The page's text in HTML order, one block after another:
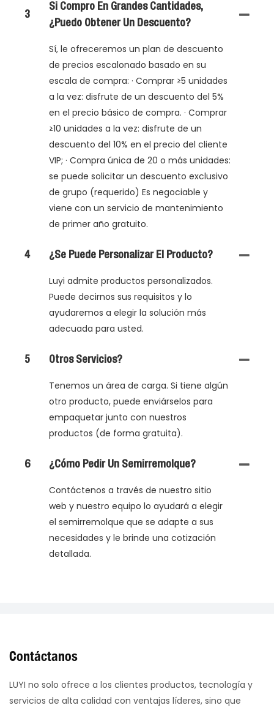
3
Si Compro En Grandes Cantidades,
¿puedo Obtener Un Descuento?
Sí, le ofreceremos un plan de descuento
de precios escalonado basado en su
escala de compra: · Comprar ≥5 unidades
a la vez: disfrute de un descuento del 5%
en el precio básico de compra. · Comprar
≥10 unidades a la vez: disfrute de un
descuento del 10% en el precio del cliente
VIP; · Compra única de 20 o más unidades:
se puede solicitar un descuento exclusivo
de grupo (requerido) Es negociable y
viene con un servicio de mantenimiento
de primer año gratuito.
4 ¿Se Puede Personalizar El Producto?
Luyi admite productos personalizados.
Puede decirnos sus requisitos y lo
ayudaremos a elegir la solución más
adecuada para usted.
5 Otros Servicios?
Tenemos un área de carga. Si tiene algún
otro producto, puede enviárselos para
empaquetar junto con nuestros
productos (de forma gratuita).
6 ¿Cómo Pedir Un Semirremolque?
Contáctenos a través de nuestro sitio
web y nuestro equipo lo ayudará a elegir
el semirremolque que se adapte a sus
necesidades y le brinde una cotización
detallada.
Contáctanos
LUYI no solo ofrece a los clientes productos, tecnología y
servicios de alta calidad con ventajas líderes, sino que